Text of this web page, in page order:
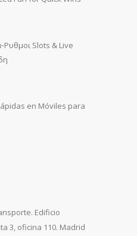
Slots & Live
en Móviles para
Edificio
3, oficina 110. Madrid